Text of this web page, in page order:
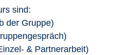
sind:
der Gruppe)
& Partnerarbeit)